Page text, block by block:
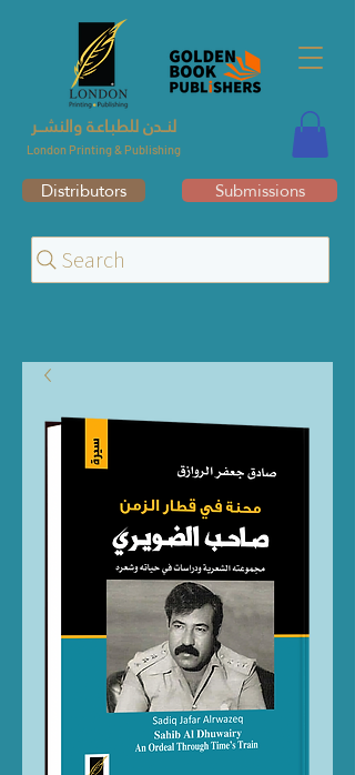
لنــدن للطبـاعـة والنشــر
London Printing & Publishing
Distributors Submissions
Search